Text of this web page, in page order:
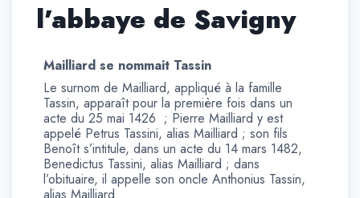
l’abbaye de Savigny
Mailliard se nommait Tassin
Le surnom de Mailliard, appliqué à la famille
Tassin, apparaît pour la première fois dans un
acte du 25 mai 1426 ; Pierre Mailliard y est
appelé Petrus Tassini, alias Mailliard ; son fils
Benoît s’intitule, dans un acte du 14 mars 1482,
Benedictus Tassini, alias Mailliard ; dans
l’obituaire, il appelle son oncle Anthonius Tassin,